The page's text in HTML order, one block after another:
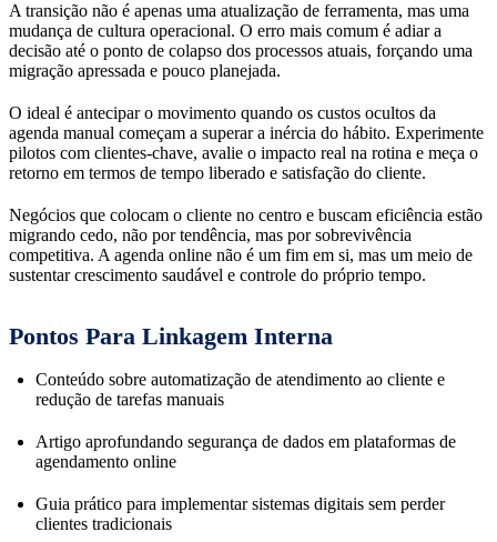
A transição não é apenas uma atualização de ferramenta, mas uma
mudança de cultura operacional. O erro mais comum é adiar a
decisão até o ponto de colapso dos processos atuais, forçando uma
migração apressada e pouco planejada.
O ideal é antecipar o movimento quando os custos ocultos da
agenda manual começam a superar a inércia do hábito. Experimente
pilotos com clientes-chave, avalie o impacto real na rotina e meça o
retorno em termos de tempo liberado e satisfação do cliente.
Negócios que colocam o cliente no centro e buscam eficiência estão
migrando cedo, não por tendência, mas por sobrevivência
competitiva. A agenda online não é um fim em si, mas um meio de
sustentar crescimento saudável e controle do próprio tempo.
Pontos Para Linkagem Interna
Conteúdo sobre automatização de atendimento ao cliente e
redução de tarefas manuais
Artigo aprofundando segurança de dados em plataformas de
agendamento online
Guia prático para implementar sistemas digitais sem perder
clientes tradicionais